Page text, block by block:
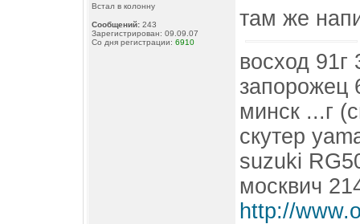
Встал в колонну
Сообщений: 243
Зарегистрирован: 09.09.07
Со дня регистрации: 6910
там же
восход 91г
запорожец
минск ...г
скутер
suzuki
москвич
http://